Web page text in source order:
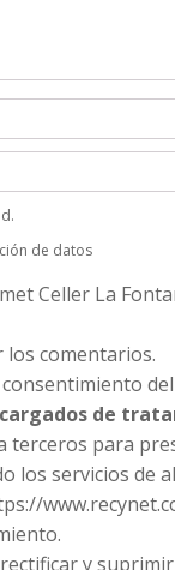
de datos
Celler La
los comentarios.
de
terceros para
los servicios de
y